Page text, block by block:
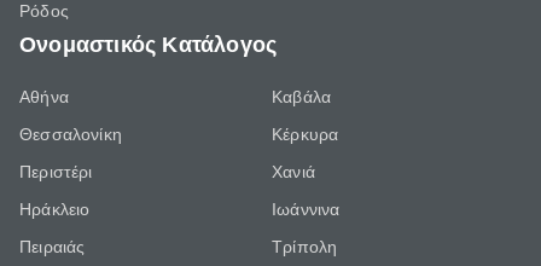
Ρόδος
Ονομαστικός Κατάλογος
Αθήνα
Θεσσαλονίκη
Περιστέρι
Ηράκλειο
Πειραιάς
Καβάλα
Κέρκυρα
Χανιά
Ιωάννινα
Τρίπολη